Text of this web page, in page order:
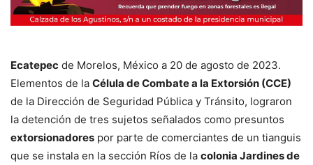
Ecatepec de Morelos, México a 20 de agosto de 2023.
Elementos de la Célula de Combate a la Extorsión (CCE)
de la Dirección de Seguridad Pública y Tránsito, lograron
la detención de tres sujetos señalados como presuntos
extorsionadores por parte de comerciantes de un tianguis
que se instala en la sección Ríos de la colonia Jardines de